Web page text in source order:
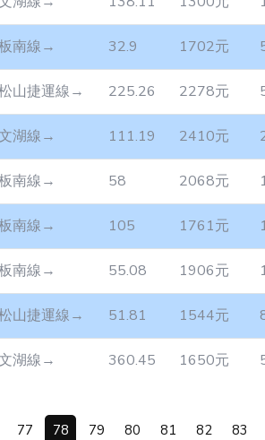
南線→ 32.9 1702元
山捷運線→ 225.26 2278元
湖線→ 111.19 2410元
南線→ 58 2068元
南線→ 105 1761元
南線→ 55.08 1906元
山捷運線→ 51.81 1544元
湖線→ 360.45 1650元
77 78 79 80 81 82 83